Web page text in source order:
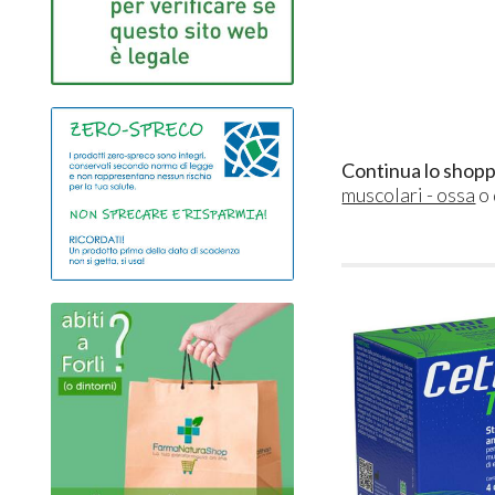
Continua lo
muscolari - ossa o